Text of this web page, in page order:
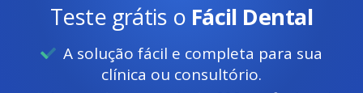
Teste grátis o Fácil Dental
A solução fácil e completa para sua
clínica ou consultório.